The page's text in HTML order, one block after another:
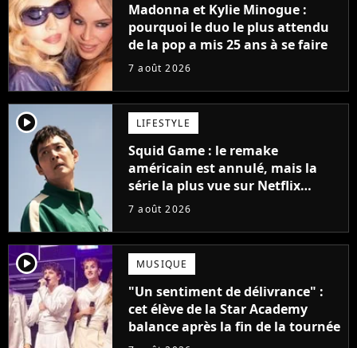
Madonna et Kylie Minogue :
pourquoi le duo le plus attendu
de la pop a mis 25 ans à se faire
7 août 2026
player2 LIFESTYLE
Squid Game : le remake
américain est annulé, mais la
série la plus vue sur Netflix
pourrait avoir une version
7 août 2026
player2 MUSIQUE
"Un sentiment de délivrance" :
cet élève de la Star Academy
balance après la fin de la tournée